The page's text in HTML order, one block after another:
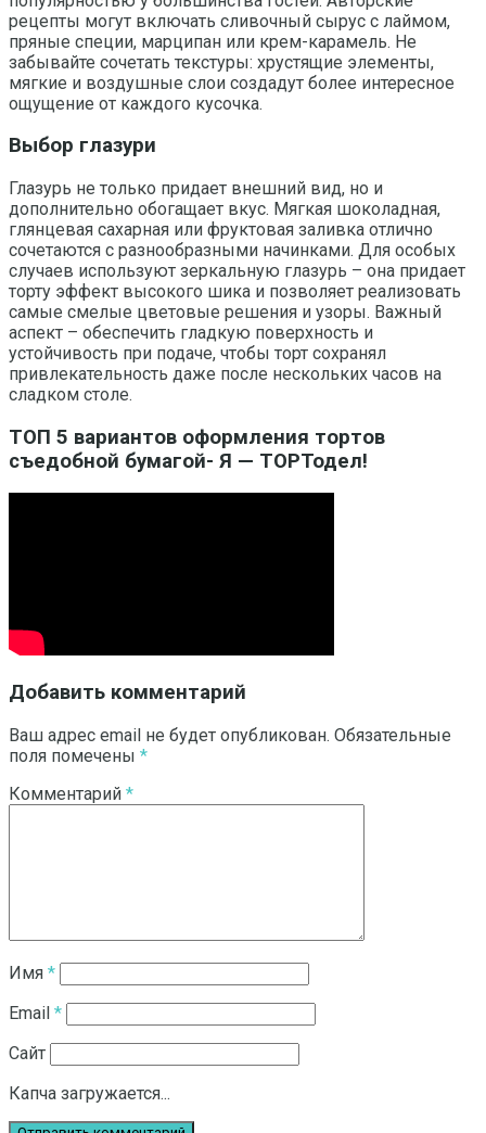
рецепты могут включать сливочный сырус с лаймом,
пряные специи, марципан или крем-карамель. Не
забывайте сочетать текстуры: хрустящие элементы,
мягкие и воздушные слои создадут более интересное
ощущение от каждого кусочка.
Выбор глазури
Глазурь не только придает внешний вид, но и
дополнительно обогащает вкус. Мягкая шоколадная,
глянцевая сахарная или фруктовая заливка отлично
сочетаются с разнообразными начинками. Для особых
случаев используют зеркальную глазурь – она придает
торту эффект высокого шика и позволяет реализовать
самые смелые цветовые решения и узоры. Важный
аспект – обеспечить гладкую поверхность и
устойчивость при подаче, чтобы торт сохранял
привлекательность даже после нескольких часов на
сладком столе.
ТОП 5 вариантов оформления тортов
съедобной бумагой- Я — ТОРТодел!
Добавить комментарий
Ваш адрес email не будет опубликован. Обязательные
поля помечены *
Комментарий *
Имя *
Email *
Сайт
Капча загружается...